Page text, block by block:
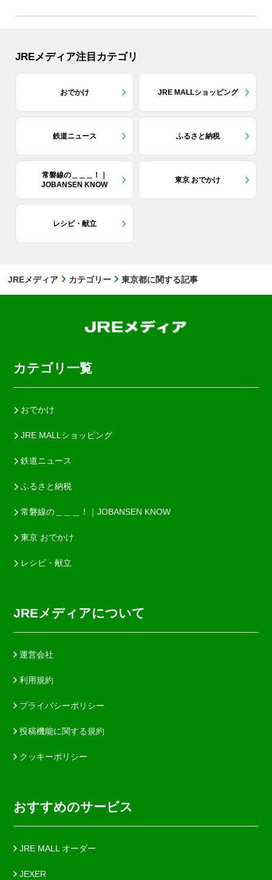
JREメディア注目カテゴリ
おでかけ JRE MALLショッピング
鉄道ニュース ふるさと納税
常磐線の＿＿＿！｜
JOBANSEN KNOW
東京 おでかけ
レシピ・献立
JREメディア カテゴリー 東京都に関する記事
カテゴリ一覧
おでかけ
JRE MALLショッピング
鉄道ニュース
ふるさと納税
常磐線の＿＿＿！｜JOBANSEN KNOW
東京 おでかけ
レシピ・献立
JREメディアについて
運営会社
利用規約
プライバシーポリシー
投稿機能に関する規約
クッキーポリシー
おすすめのサービス
JRE MALL オーダー
JEXER